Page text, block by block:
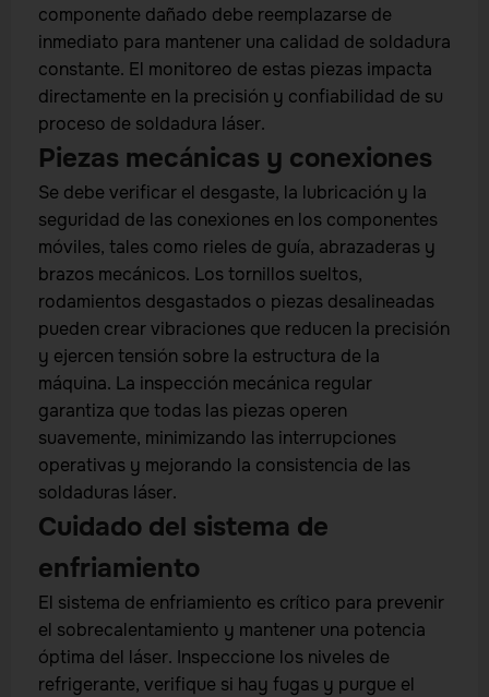
componente dañado debe reemplazarse de
inmediato para mantener una calidad de soldadura
constante. El monitoreo de estas piezas impacta
directamente en la precisión y confiabilidad de su
proceso de soldadura láser.
Piezas mecánicas y conexiones
Se debe verificar el desgaste, la lubricación y la
seguridad de las conexiones en los componentes
móviles, tales como rieles de guía, abrazaderas y
brazos mecánicos. Los tornillos sueltos,
rodamientos desgastados o piezas desalineadas
pueden crear vibraciones que reducen la precisión
y ejercen tensión sobre la estructura de la
máquina. La inspección mecánica regular
garantiza que todas las piezas operen
suavemente, minimizando las interrupciones
operativas y mejorando la consistencia de las
soldaduras láser.
Cuidado del sistema de
enfriamiento
El sistema de enfriamiento es crítico para prevenir
el sobrecalentamiento y mantener una potencia
óptima del láser. Inspeccione los niveles de
refrigerante, verifique si hay fugas y purgue el